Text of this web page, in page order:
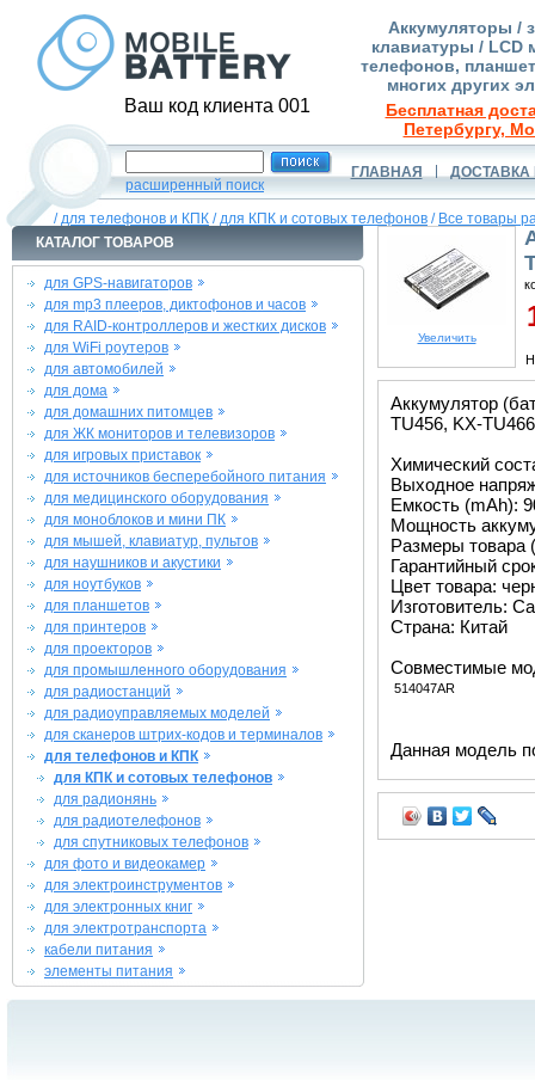
Ваш код клиента 001
Аккумуляторы /
клавиатуры / LCD
телефонов,
многих других
Бесплатная
Петербургу,
расширенный поиск
ГЛАВНАЯ ДОСТАВКА
/для телефонов и КПК /для КПК и сотовых телефонов / Все товары
КАТАЛОГ ТОВАРОВ
для GPS-навигаторов
для mp3 плееров, диктофонов и часов
для RAID-контроллеров и жестких дисков
для WiFi роутеров
для автомобилей
для дома
для домашних питомцев
для ЖК мониторов и телевизоров
для игровых приставок
для источников бесперебойного питания
для медицинского оборудования
для моноблоков и мини ПК
для мышей, клавиатур, пультов
для наушников и акустики
для ноутбуков
для планшетов
для принтеров
для проекторов
для промышленного оборудования
для радиостанций
для радиоуправляемых моделей
для сканеров штрих-кодов и терминалов
для телефонов и КПК
для КПК и сотовых телефонов
для радионянь
для радиотелефонов
для спутниковых телефонов
для фото и видеокамер
для электроинструментов
для электронных книг
для электротранспорта
кабели питания
элементы питания
Увеличить
Аккумулятор
TU456, KX-
Химический
Выходное
Емкость (mAh):
Мощность
Размеры товара
Гарантийный
Цвет товара:
Изготовитель:
Страна: Китай
Совместимые
514047AR
Данная модель